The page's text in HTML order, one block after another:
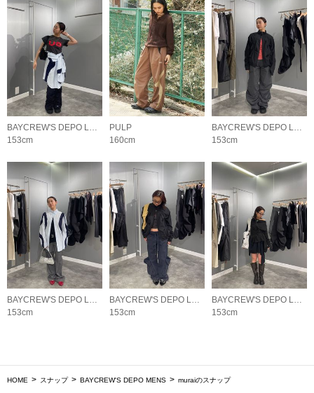
153cm
PULP
160cm
153cm
BAYCREW'S DEPO LADYS
153cm
BAYCREW'S DEPO LADYS
153cm
BAYCREW'S DEPO LADYS
153cm
HOME スナップ BAYCREW'S DEPO MENS muraiのスナップ